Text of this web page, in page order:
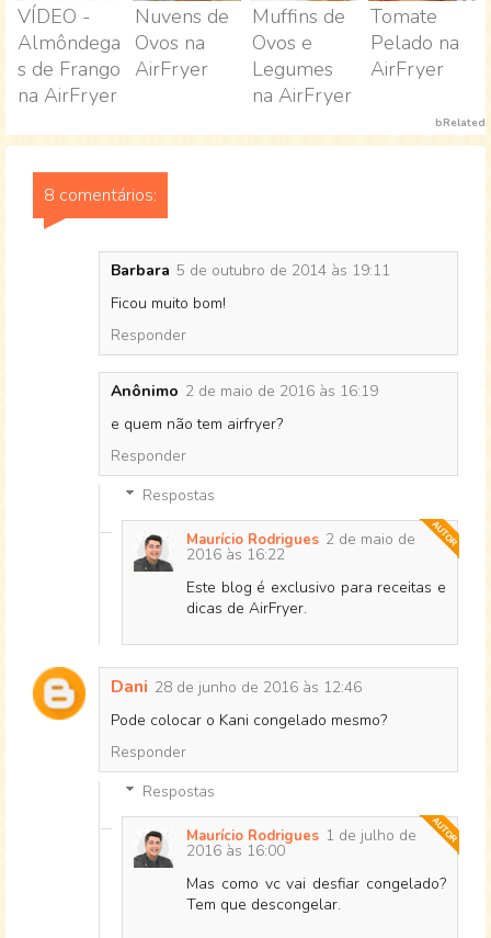
VÍDEO -
Almôndega
s de Frango
na AirFryer
Nuvens de
Ovos na
AirFryer
Muffins de
Ovos e
Legumes
na AirFryer
Tomate
Pelado na
AirFryer
bRelated
8 comentários:
Barbara 5 de outubro de 2014 às 19:11
Ficou muito bom!
Responder
Anônimo 2 de maio de 2016 às 16:19
e quem não tem airfryer?
Responder
Respostas
Maurício Rodrigues 2 de maio de
2016 às 16:22
Este blog é exclusivo para receitas e
dicas de AirFryer.
Dani 28 de junho de 2016 às 12:46
Pode colocar o Kani congelado mesmo?
Responder
Respostas
Maurício Rodrigues 1 de julho de
2016 às 16:00
Mas como vc vai desfiar congelado?
Tem que descongelar.